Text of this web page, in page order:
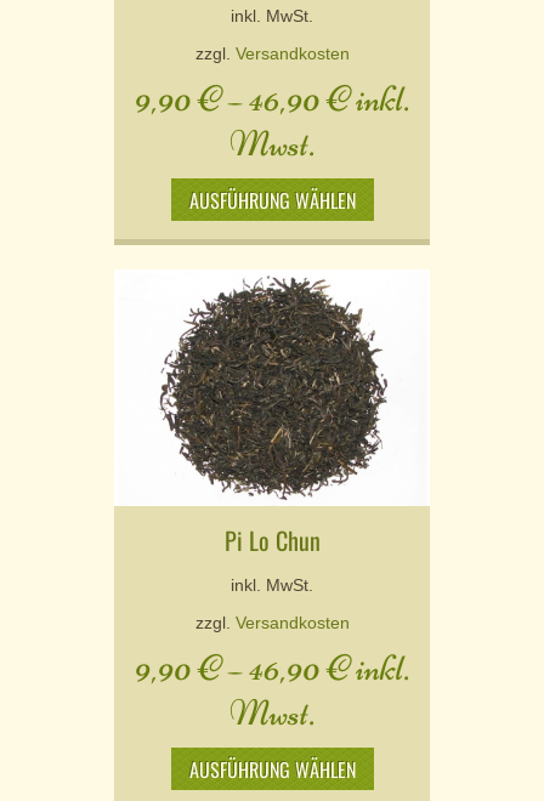
inkl. MwSt.
zzgl. Versandkosten
9,90€–46,90€inkl.
Mwst.
AUSFÜHRUNG WÄHLEN
Pi Lo Chun
inkl. MwSt.
zzgl. Versandkosten
9,90€–46,90€inkl.
Mwst.
AUSFÜHRUNG WÄHLEN